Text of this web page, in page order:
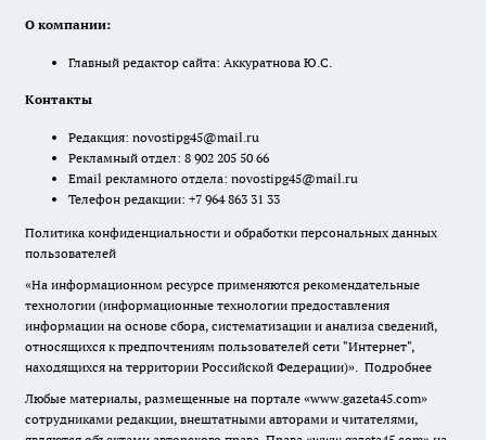
О компании:
Главный редактор сайта: Аккуратнова Ю.С.
Контакты
Редакция: novostipg45@mail.ru
Рекламный отдел: 8 902 205 50 66
Email рекламного отдела: novostipg45@mail.ru
Телефон редакции: +7 964 863 31 33
Политика конфиденциальности и обработки персональных данных
пользователей
«На информационном ресурсе применяются рекомендательные
технологии (информационные технологии предоставления
информации на основе сбора, систематизации и анализа сведений,
относящихся к предпочтениям пользователей сети "Интернет",
находящихся на территории Российской Федерации)». Подробнее
Любые материалы, размещенные на портале «www.gazeta45.com»
сотрудниками редакции, внештатными авторами и читателями,